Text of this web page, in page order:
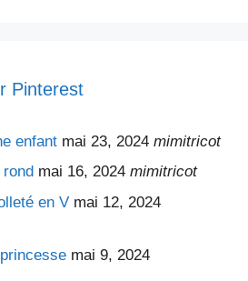
Pinterest
enfant mai 23, 2024 mimitricot
mai 16, 2024 mimitricot
en V mai 12, 2024
mai 9, 2024